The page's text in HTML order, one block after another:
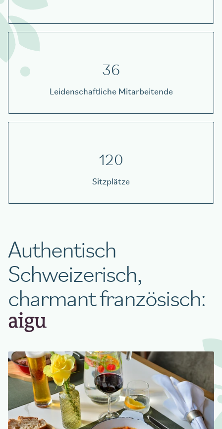
36
Leidenschaftliche Mitarbeitende
120
Sitzplätze
Authentisch
Schweizerisch,
charmant französisch:
aigu